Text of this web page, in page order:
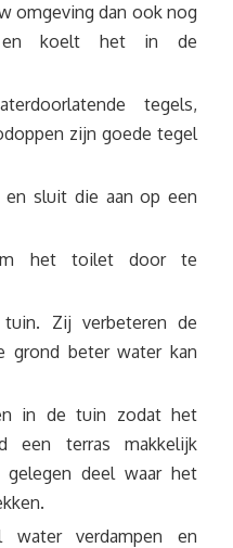
omgeving dan ook nog
en koelt het in de
tegels,
zijn goede tegel
sluit die aan op een
het toilet door te
Zij verbeteren de
grond beter water kan
in de tuin zodat het
een terras makkelijk
deel waar het
verdampen en